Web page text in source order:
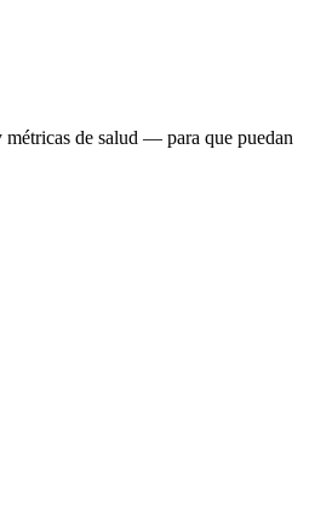
de salud — para que puedan